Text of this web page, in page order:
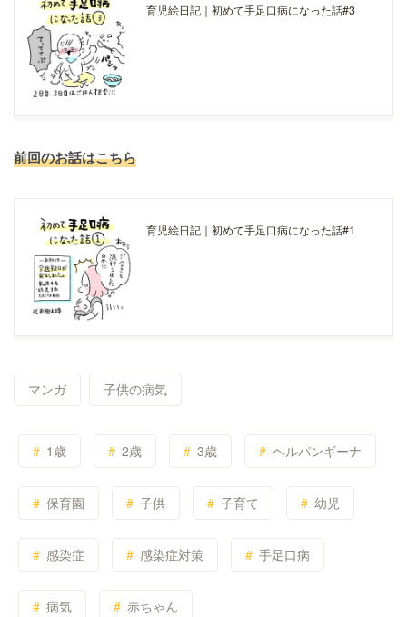
育児絵日記｜初めて手足口病になった話#3
前回のお話はこちら
育児絵日記｜初めて手足口病になった話#1
マンガ 子供の病気
1歳 2歳 3歳 ヘルパンギーナ
保育園 子供 子育て 幼児
感染症 感染症対策 手足口病
病気 赤ちゃん